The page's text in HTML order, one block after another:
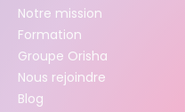
Notre mission
Formation
Groupe Orisha
Nous rejoindre
Blog